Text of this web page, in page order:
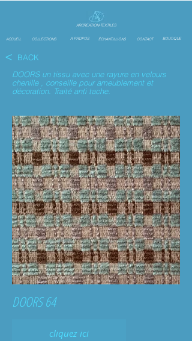
ARCREATION-TEXTILES
ACCUEIL COLLECTIONS A PROPOS ÉCHANTILLIONS CONTACT BOUTIQUE
<
BACK
DOORS un tissu avec une rayure en velours
chenille , conseille pour ameublement et
décoration. Traité anti tache.
DOORS 64
cliquez ici